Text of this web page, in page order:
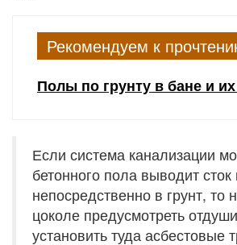
Рекомендуем к
Полы по грунту в бане и
Если система канализации
бетонного пола выводит
непосредственно в грунт, то
цоколе предусмотреть
установить туда асбестовые